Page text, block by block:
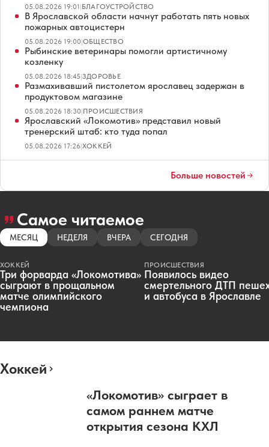
05.08.2026 19:01|БЛАГОУСТРОЙСТВО
В Ярославской области начнут работать пять новых
пожарных автоцистерн
05.08.2026 19:00|ОБЩЕСТВО
Рыбинские ветеринары помогли артистичному
козленку
05.08.2026 18:45|ЗДОРОВЬЕ
Размахивавший пистолетом ярославец задержан в
продуктовом магазине
05.08.2026 18:30|ПРОИСШЕСТВИЯ
Ярославский «Локомотив» представил новый
тренерский штаб: кто туда попал
05.08.2026 17:26|ХОККЕЙ
Больше новостей
Самое читаемое
МЕСЯЦ НЕДЕЛЯ ВЧЕРА СЕГОДНЯ
ХОККЕЙ
Три форварда «Локомотива»
сыграют в прощальном
матче олимпийского
чемпиона
ПРОИСШЕСТВИЯ
Появилось видео
смертельного ДТП
и автобуса в Ярославле
Хоккей
«Локомотив» сыграет в
самом раннем матче
открытия сезона КХЛ